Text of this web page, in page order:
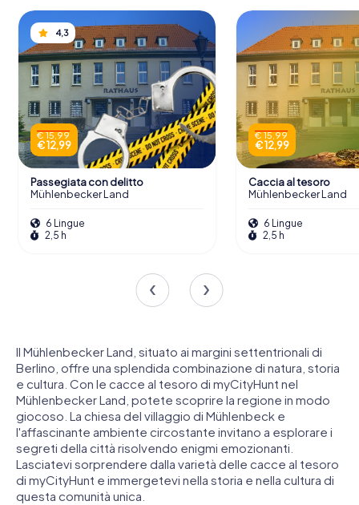
4,3
€ 15,99
€ 12,99
Passegiata con delitto
Mühlenbecker Land
6 Lingue
2,5 h
€ 15,99
€ 12,99
Caccia al tesoro
Mühlenbecker Land
6 Lingue
2,5 h
Il Mühlenbecker Land, situato ai margini settentrionali di
Berlino, offre una splendida combinazione di natura, storia
e cultura. Con le cacce al tesoro di myCityHunt nel
Mühlenbecker Land, potete scoprire la regione in modo
giocoso. La chiesa del villaggio di Mühlenbeck e
l'affascinante ambiente circostante invitano a esplorare i
segreti della città risolvendo enigmi emozionanti.
Lasciatevi sorprendere dalla varietà delle cacce al tesoro
di myCityHunt e immergetevi nella storia e nella cultura di
questa comunità unica.